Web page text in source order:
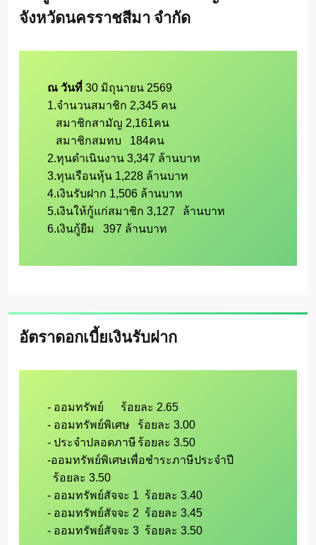
จังหวัดนครราชสีมา จำกัด
ณ วันที่ 30 มิถุนายน 2569
1.จำนวนสมาชิก 2,345 คน
2.ทุนดำเนินงาน 3,347 ล้านบาท
3.ทุนเรือนหุ้น 1,228 ล้านบาท
4.เงินรับฝาก 1,506 ล้านบาท
5.เงินให้กู้แก่สมาชิก 3,127	ล้านบาท
6.เงินกู้ยืม   397 ล้านบาท
อัตราดอกเบี้ยเงินรับฝาก
- ออมทรัพย์      ร้อยละ 2.65
- ออมทรัพย์พิเศษ	ร้อยละ 3.00
- ประจำปลอดภาษี	ร้อยละ 3.50
-ออมทรัพย์พิเศษเพื่อชำระภาษีประจำปี
- ออมทรัพย์สัจจะ 1  ร้อยละ 3.40
- ออมทรัพย์สัจจะ 2  ร้อยละ 3.45